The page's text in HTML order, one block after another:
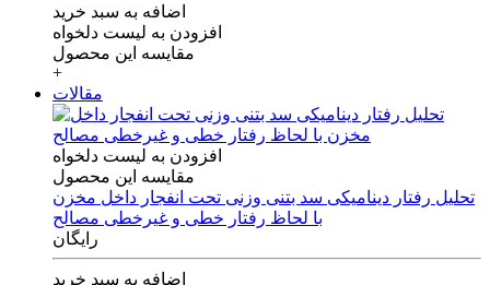
اضافه به سبد خرید
افزودن به لیست دلخواه
مقایسه این محصول
+
مقالات
افزودن به لیست دلخواه
مقایسه این محصول
تحلیل رفتار دینامیکی سد بتنی وزنی تحت انفجار داخل مخزن
با لحاظ رفتار خطی و غیرخطی مصالح
رایگان
اضافه به سبد خرید